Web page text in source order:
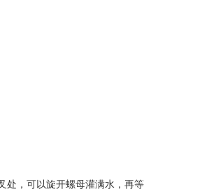
处，可以旋开螺母灌满水，再等